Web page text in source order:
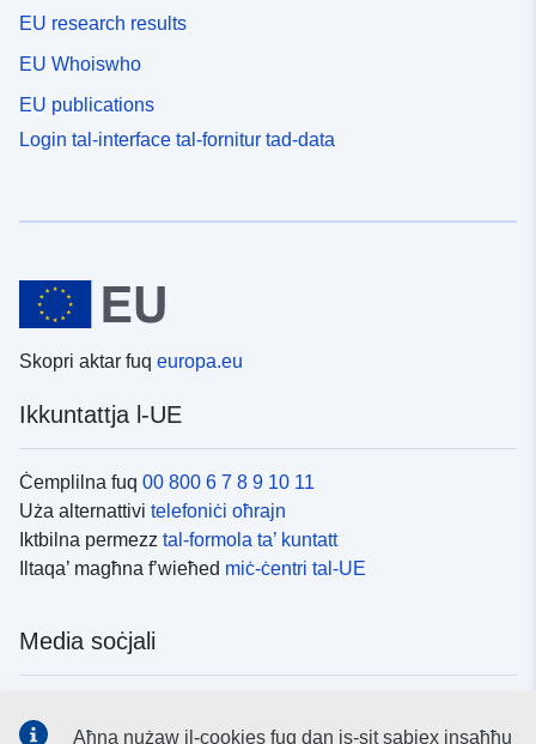
EU research results
EU Whoiswho
EU publications
Login tal-interface tal-fornitur tad-data
Skopri aktar fuq europa.eu
Ikkuntattja l-UE
Ċemplilna fuq 00 800 6 7 8 9 10 11
Uża alternattivi telefoniċi oħrajn
Iktbilna permezz tal-formola ta’ kuntatt
Iltaqa’ magħna f’wieħed miċ-ċentri tal-UE
Media soċjali
Aħna nużaw il-cookies fuq dan is-sit sabiex insaħħu